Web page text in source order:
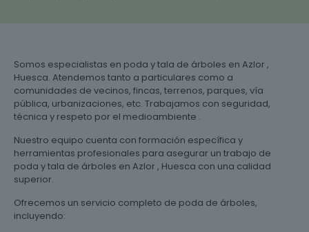
Somos especialistas en poda y tala de árboles en Azlor ,
Huesca. Atendemos tanto a particulares como a
comunidades de vecinos, fincas, terrenos, parques, vía
pública, urbanizaciones, etc. Trabajamos con seguridad,
técnica y respeto por el medioambiente .
Nuestro equipo cuenta con formación específica y
herramientas profesionales para asegurar un trabajo de
poda y tala de árboles en Azlor , Huesca con una calidad
superior.
Ofrecemos un servicio completo de poda de árboles,
incluyendo: